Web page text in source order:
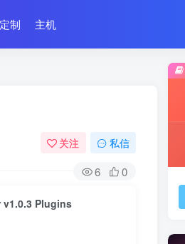
制 主机
关注 私信
6 0
Plugins